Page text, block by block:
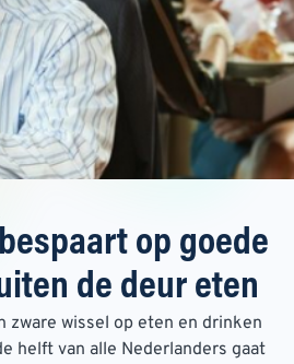
op goede
de deur eten
zware wissel op eten en drinken
helft van alle Nederlanders gaat